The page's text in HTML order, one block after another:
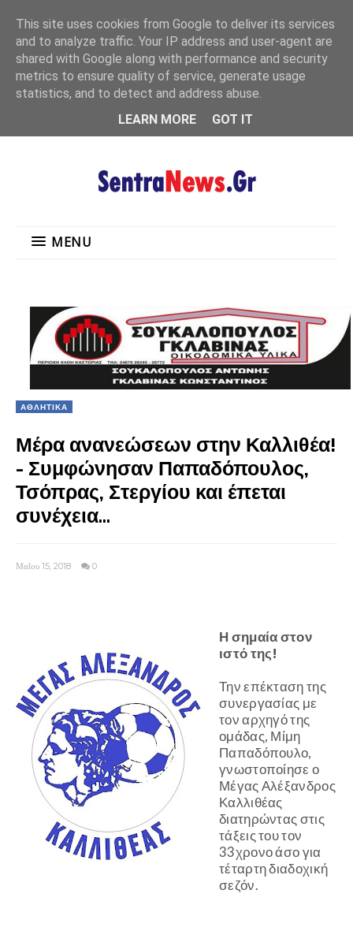
MENU
MENU
ΑΘΛΗΤΙΚΑ
Μέρα ανανεώσεων στην Καλλιθέα!
- Συμφώνησαν Παπαδόπουλος,
Τσόπρας, Στεργίου και έπεται
συνέχεια...
Μαΐου 15, 2018 0
Η σημαία στον
ιστό της!
Την επέκταση της
συνεργασίας με
τον αρχηγό της
ομάδας, Μίμη
Παπαδόπουλο,
γνωστοποίησε ο
Μέγας Αλέξανδρος
Καλλιθέας
διατηρώντας στις
τάξεις του τον
33χρονο άσο για
τέταρτη διαδοχική
σεζόν.
This site uses cookies from Google to deliver its services
and to analyze traffic. Your IP address and user-agent are
shared with Google along with performance and security
metrics to ensure quality of service, generate usage
statistics, and to detect and address abuse.
LEARN MORE
GOT IT